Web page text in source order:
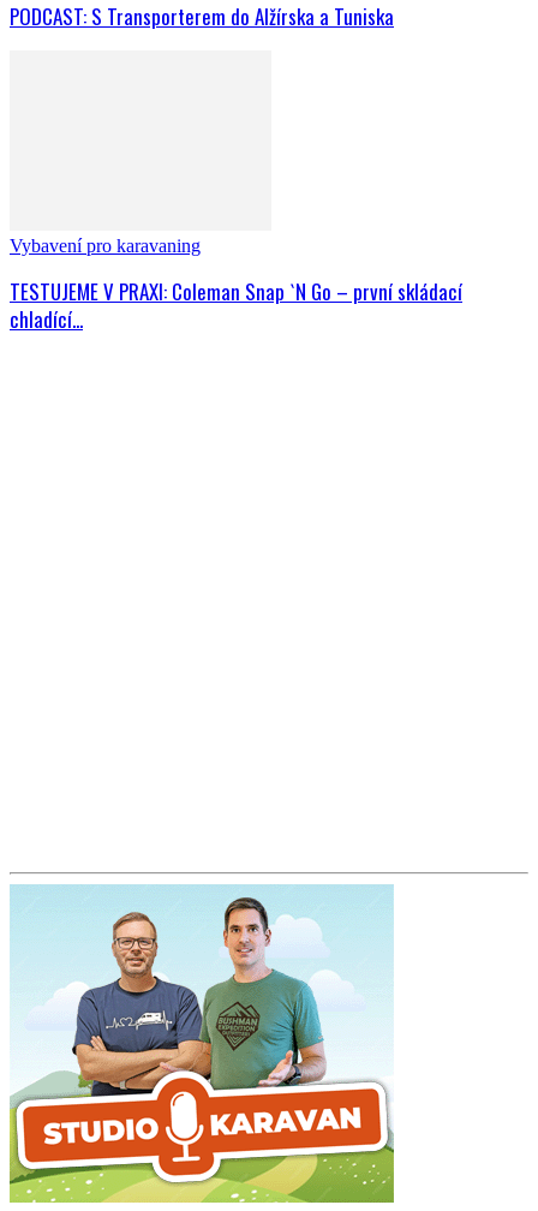
PODCAST: S Transporterem do Alžírska a Tuniska
Vybavení pro karavaning
TESTUJEME V PRAXI: Coleman Snap `N Go – první skládací
chladící...